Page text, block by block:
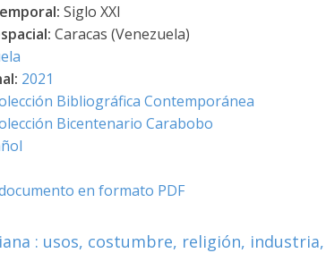
Siglo XXI
Caracas (Venezuela)
2021
Bibliográfica Contemporánea
Bicentenario Carabobo
en formato PDF
: usos, costumbre, religión,